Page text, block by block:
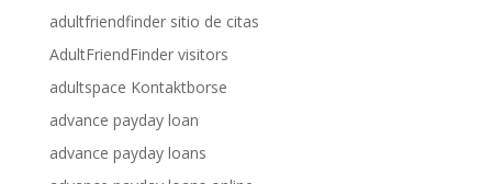
adultfriendfinder sitio de citas
AdultFriendFinder visitors
adultspace Kontaktborse
advance payday loan
advance payday loans